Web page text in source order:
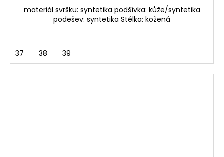
materiál svršku: syntetika podšívka: kůže/syntetika
podešev: syntetika Stélka: kožená
37 38 39